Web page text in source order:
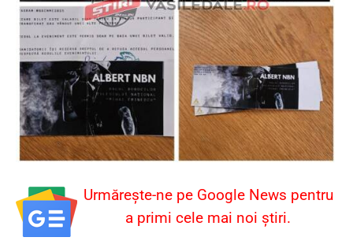
Urmărește-ne pe Google News pentru
a primi cele mai noi știri.